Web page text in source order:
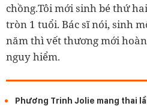
chồng.Tôi mới sinh bé thứ
tròn 1 tuổi. Bác sĩ nói, sinh
năm thì vết thương mới
nguy hiểm.
Phương Trinh Jolie mang thai